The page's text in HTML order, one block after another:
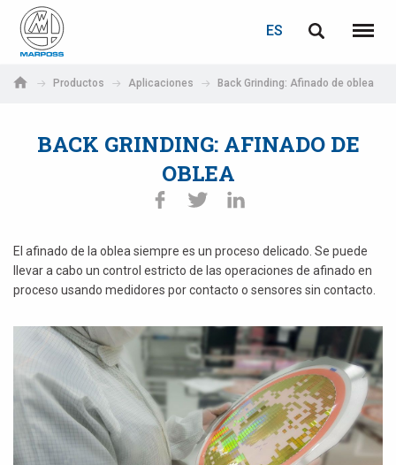
S.p.A.
ES
Menú
Productos Aplicaciones Back Grinding: Afinado de oblea
BACK GRINDING: AFINADO DE
OBLEA
El afinado de la oblea siempre es un proceso delicado. Se puede
llevar a cabo un control estricto de las operaciones de afinado en
proceso usando medidores por contacto o sensores sin contacto.
Deutsch
Français
Español
日本語 (Japanese)
中文 (Chinese)
한국어 (Korean)
ACCEDER
Si aún no está registrado, puede hacerlo ahora: ¡es gratis!
Haga clic aquí